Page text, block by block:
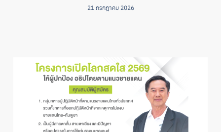
21 กรกฎาคม 2026